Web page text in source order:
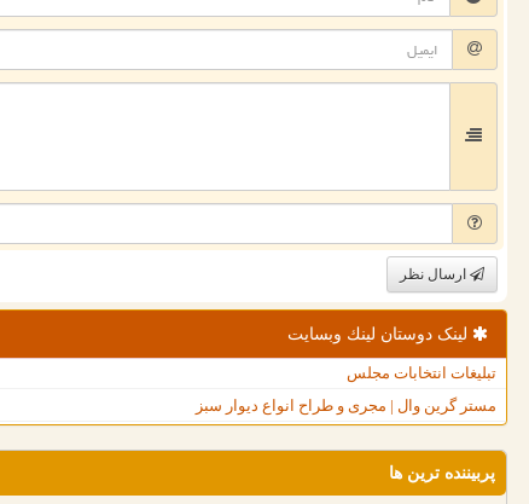
ارسال نظر
لینک دوستان لینك وبسایت
تبلیغات انتخابات مجلس
مستر گرین وال | مجری و طراح انواع دیوار سبز
پربیننده ترین ها